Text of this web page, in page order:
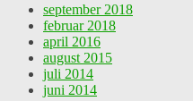
september 2018
februar 2018
april 2016
august 2015
juli 2014
juni 2014